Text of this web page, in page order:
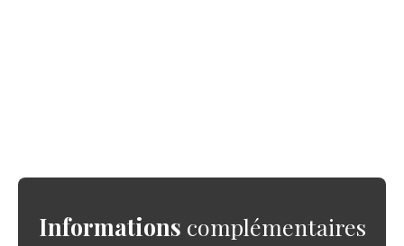
Informations complémentaires